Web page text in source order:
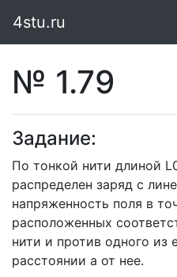
4stu.ru
№ 1.79
Задание:
По тонкой нити длиной
распределен заряд с
напряженность поля в
расположенных
нити и против одного из
расстоянии а от нее.